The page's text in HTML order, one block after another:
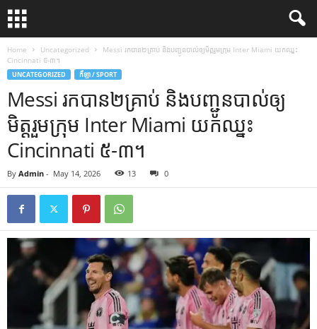
Home Uncategorized
Messi រកបាន២គ្រាប់ និងបញ្ជូនបាល់ឲ្យមិត្តរួមក្រុម Inter Miami យកឈ្នះ
Cincinnati ៥-៣។
UNCATEGORIZED កីឡា / SPORT
Messi រកបាន២គ្រាប់ និងបញ្ជូនបាល់ឲ្យ
មិត្តរួមក្រុម Inter Miami យកឈ្នះ
Cincinnati ៥-៣។
By Admin - May 14, 2026 13 0